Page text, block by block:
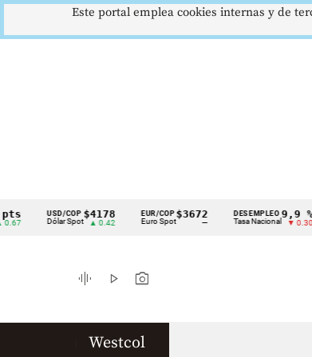
Cintillo
indicadores
económicos
USD/COP
Dólar Spot
$4178
▲ 0.42
EUR/COP
Euro Spot
$3672 DESEMPLEO
Tasa Nacional
9,9 %
▼ 0.30
graphic_eq play_arrow photo_camera
Westcol
Este portal emplea cookies internas y de